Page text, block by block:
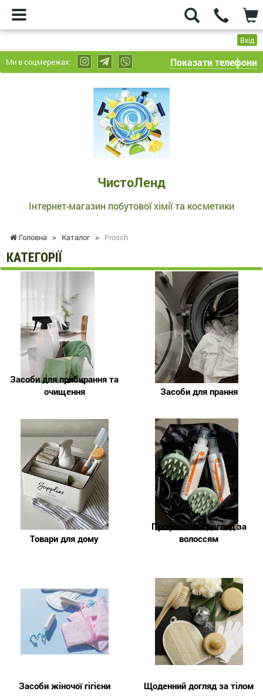
Вхід
Ми в соцмережах: Показати телефони
ЧистоЛенд
Інтернет-магазин побутової хімії та косметики
Головна > Каталог > Frosch
КАТЕГОРІЇ
Засоби для прибирання та
очищення
Засоби для прання
Товари для дому
Професійний догляд за
волоссям
Засоби жіночої гігієни Щоденний догляд за тілом